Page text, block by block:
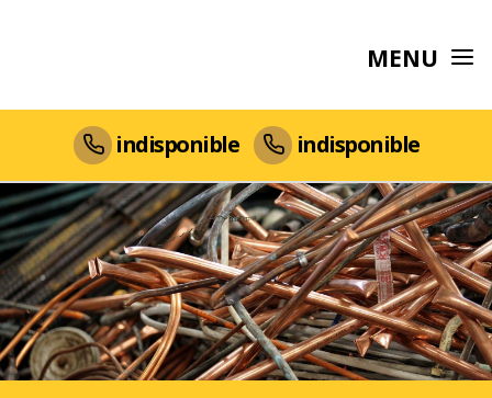
MENU
indisponible indisponible